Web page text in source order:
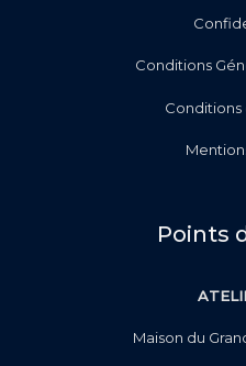
Conditions
Conditions
Points
Maison du